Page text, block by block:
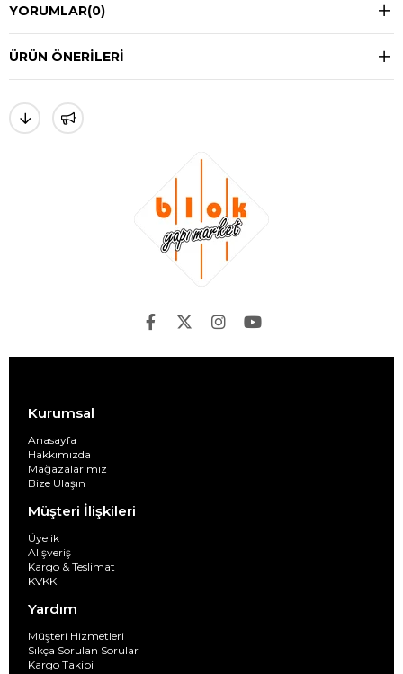
YORUMLAR(0)
ÜRÜN ÖNERILERI
Kurumsal
Anasayfa
Hakkımızda
Mağazalarımız
Bize Ulaşın
Müşteri İlişkileri
Üyelik
Alışveriş
Kargo & Teslimat
KVKK
Yardım
Müşteri Hizmetleri
Sıkça Sorulan Sorular
Kargo Takibi